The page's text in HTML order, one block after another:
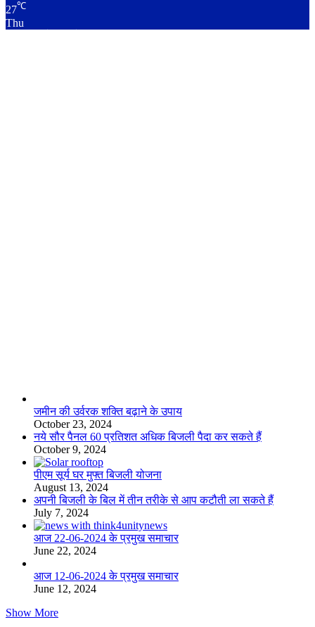
27℃
Thu
जमीन की उर्वरक शक्ति बढ़ाने के उपाय
October 23, 2024
नये सौर पैनल 60 प्रतिशत अधिक बिजली पैदा कर सकते हैं
October 9, 2024
पीएम सूर्य घर मुफ्त बिजली योजना
August 13, 2024
अपनी बिजली के बिल में तीन तरीके से आप कटौती ला सकते हैं
July 7, 2024
आज 22-06-2024 के प्रमुख समाचार
June 22, 2024
आज 12-06-2024 के प्रमुख समाचार
June 12, 2024
Show More